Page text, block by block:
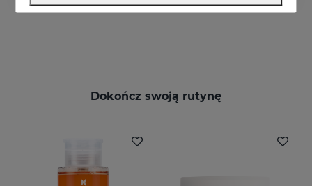
Dokończ swoją rutynę